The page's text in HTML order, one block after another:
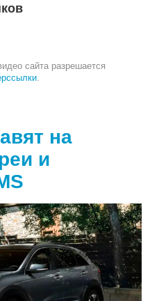
сайта разрешается
на
и